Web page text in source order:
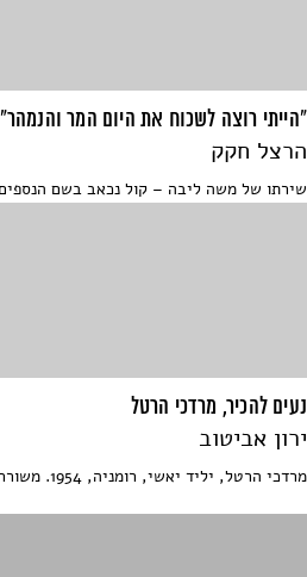
"הייתי רוצה לשכוח את היום המר והנמהר"
הרצל חקק
שירתו של משה ליבה – קול נכאב בשם
נעים להכיר, מרדכי הרטל
ירון אביטוב
מרדכי הרטל, יליד יאשי, רומניה, 1954. משורר, סופר ומורה לספרות. עלה...